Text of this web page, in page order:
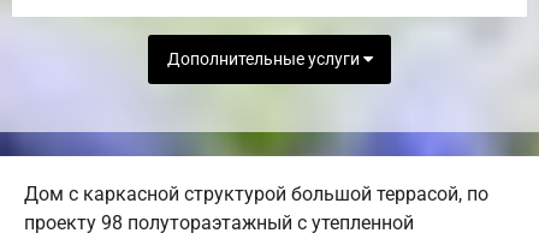
Дополнительные услуги
Дом с каркасной структурой большой террасой, по
проекту 98 полутораэтажный с утепленной